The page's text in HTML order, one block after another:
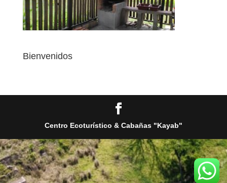
Bienvenidos
Centro Ecoturístico & Cabañas "Kayab"